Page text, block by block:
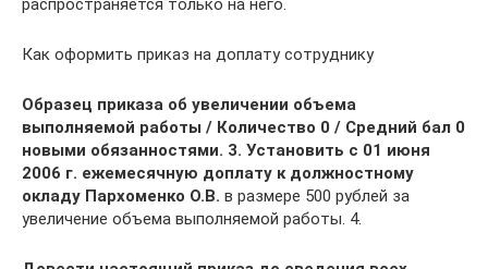
Как оформить приказ на доплату сотруднику
Образец приказа об увеличении объема
выполняемой работы / Количество 0 / Средний бал 0
новыми обязанностями. 3. Установить с 01 июня
2006 г. ежемесячную доплату к должностному
окладу Пархоменко О.В. в размере 500 рублей за
увеличение объема выполняемой работы. 4.